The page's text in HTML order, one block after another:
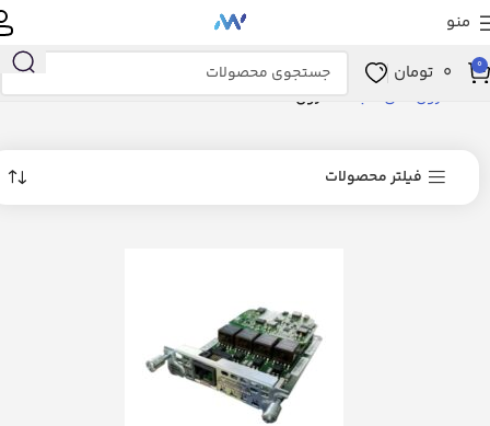
منو
0
0 تومان
ماژول های شبکه ماژولPVDM
فیلتر محصولات